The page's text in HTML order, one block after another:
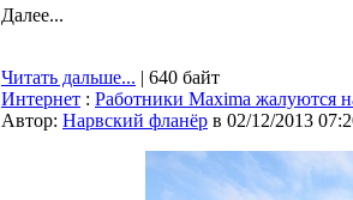
Далее...
Читать дальше... | 640 байт
Интернет : Работники Maxima жалуются
Автор: Нарвский фланёр в 02/12/2013